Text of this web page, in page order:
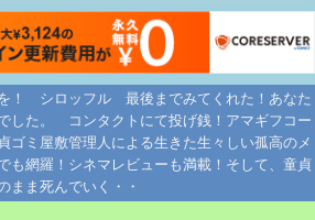
！ シロッフル 最後までみてくれた！あなた
した。 コンタクトにて投げ銭！アマギフコー
ミ屋敷管理人による生きた生々しい孤高のメ
も網羅！シネマレビューも満載！そして、童貞
まま死んでいく・・